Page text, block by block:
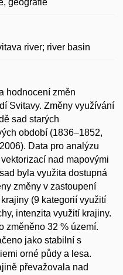
geografie
river; river basin
hodnocení změn
Svitavy. Změny využívání
sad starých
období (1836–1852,
Data pro analýzu
nad mapovými
byla využita dostupná
změny v zastoupení
(9 kategorií využití
intenzita využití krajiny.
změněno 32 % území.
jako stabilní s
orné půdy a lesa.
převažovala nad